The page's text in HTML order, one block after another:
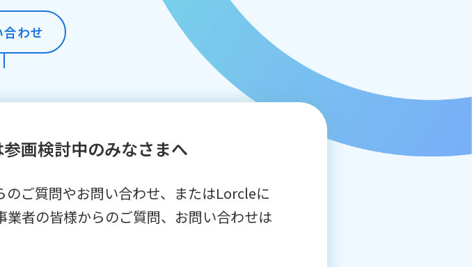
合わせ
画検討中のみなさまへ
ご質問やお問い合わせ、またはLorcleに
者の皆様からのご質問、お問い合わせは